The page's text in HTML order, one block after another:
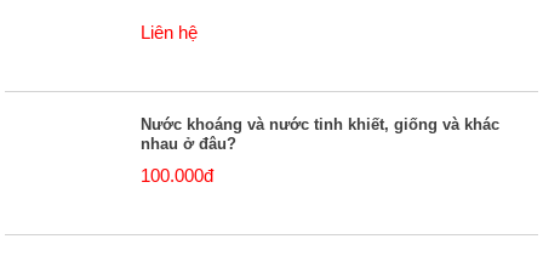
Liên hệ
Nước khoáng và nước tinh khiết, giống và khác
nhau ở đâu?
100.000đ